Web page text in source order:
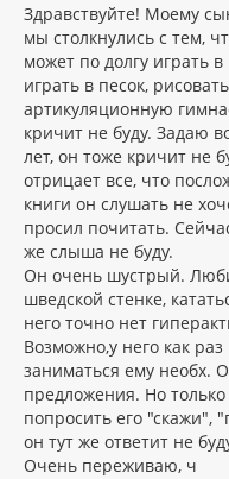
о
б
щ
е
н
и
е
Здравствуйте! Моему
мы столкнулись с тем,
может по долгу играть
играть в песок,
артикуляционную
кричит не буду. Задаю
лет, он тоже кричит не
отрицает все, что
книги он слушать не
просил почитать.
же слыша не буду.
Он очень шустрый.
шведской стенке,
него точно нет
Возможно,у него как
заниматься ему необх.
предложения. Но
попросить его "скажи",
он тут же ответит не
Очень переживаю, ч